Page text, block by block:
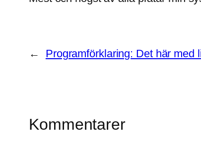
← Programförklaring: Det här med
Kommentarer